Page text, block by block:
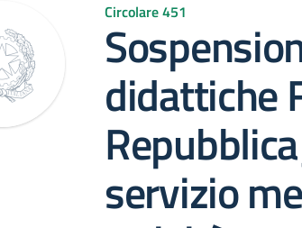
Circolare 451
didattiche
servizio